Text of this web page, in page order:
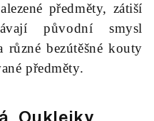
předměty, zátiší
původní smysl
bezútěšné kouty
předměty.
. Ouklejky.